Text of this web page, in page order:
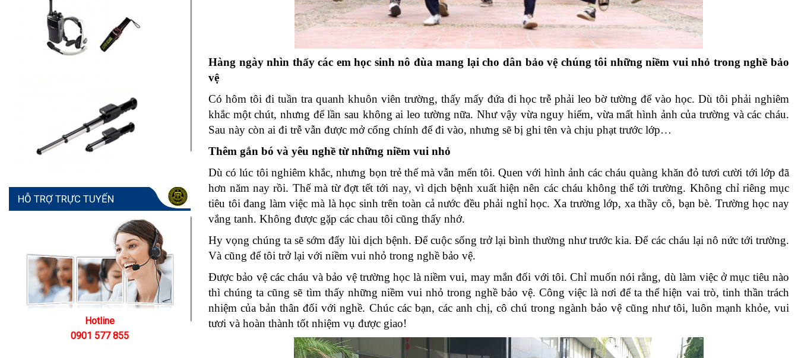
Hàng ngày nhìn thấy các em học sinh nô đùa mang lại cho dân bảo vệ chúng tôi những niềm vui nhỏ trong nghề bảo
vệ
Có hôm tôi đi tuần tra quanh khuôn viên trường, thấy mấy đứa đi học trễ phải leo bờ tường để vào học. Dù tôi phải nghiêm
khắc một chút, nhưng để lần sau không ai leo tường nữa. Như vậy vừa nguy hiểm, vừa mất hình ảnh của trường và các cháu.
Sau này còn ai đi trễ vẫn được mở cổng chính để đi vào, nhưng sẽ bị ghi tên và chịu phạt trước lớp…
Thêm gắn bó và yêu nghề từ những niềm vui nhỏ
Dù có lúc tôi nghiêm khắc, nhưng bọn trẻ thế mà vẫn mến tôi. Quen với hình ảnh các cháu quàng khăn đỏ tươi cười tới lớp đã
hơn năm nay rồi. Thế mà từ đợt tết tới nay, vì dịch bệnh xuất hiện nên các cháu không thể tới trường. Không chỉ riêng mục
tiêu tôi đang làm việc mà là học sinh trên toàn cả nước đều phải nghỉ học. Xa trường lớp, xa thầy cô, bạn bè. Trường học nay
vắng tanh. Không được gặp các chau tôi cũng thấy nhớ.
Hy vọng chúng ta sẽ sớm đẩy lùi dịch bệnh. Để cuộc sống trở lại bình thường như trước kia. Để các cháu lại nô nức tới trường.
Và cũng để tôi trở lại với niềm vui nhỏ trong nghề bảo vệ.
Được bảo vệ các cháu và bảo vệ trường học là niềm vui, may mắn đối với tôi. Chỉ muốn nói rằng, dù làm việc ở mục tiêu nào
thì chúng ta cũng sẽ tìm thấy những niềm vui nhỏ trong nghề bảo vệ. Công việc là nơi để ta thể hiện vai trò, tinh thần trách
nhiệm của bản thân đối với nghề. Chúc các bạn, các anh chị, cô chú trong ngành bảo vệ cũng như tôi, luôn mạnh khỏe, vui
tươi và hoàn thành tốt nhiệm vụ được giao!
HỖ TRỢ TRỰC TUYẾN
Hotline
0901 577 855